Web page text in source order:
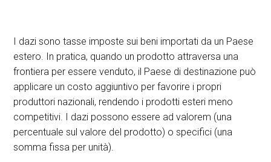
I dazi sono tasse imposte sui beni importati da un Paese
estero. In pratica, quando un prodotto attraversa una
frontiera per essere venduto, il Paese di destinazione può
applicare un costo aggiuntivo per favorire i propri
produttori nazionali, rendendo i prodotti esteri meno
competitivi. I dazi possono essere ad valorem (una
percentuale sul valore del prodotto) o specifici (una
somma fissa per unità).